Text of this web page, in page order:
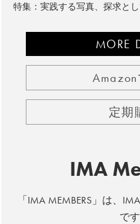
特集：実践する写真、探求と
MORE
定期
IMA
「IMA MEMBERS」は、
です